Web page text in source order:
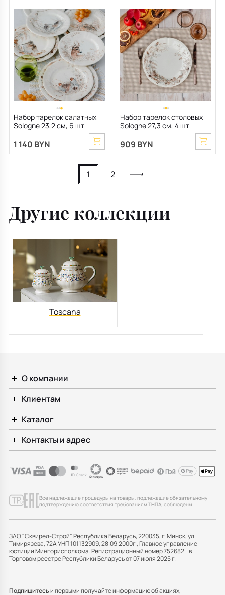
Набор тарелок салатных
Sologne 23,2 см, 6 шт
1 140 BYN
Набор тарелок столовых
Sologne 27,3 см, 4 шт
909 BYN
1 2
Другие коллекции
Toscana
О компании
Клиентам
Каталог
Контакты и адрес
Все надлежащие процедуры на товары, подлежащие обязательному
подтверждению соответствия требованиям ТНПА, соблюдены
ЗАО "Сквирел-Строй" Республика Беларусь, 220035, г. Минск, ул.
Тимирязева, 72А УНП 101132909, 28.09.2000г., Главное управление
юстиции Мингорисполкома. Регистрационный номер 752682 в
Торговом реестре Республики Беларусь от 07 июля 2025 г.
Подпишитесьи первыми получайте информацию об акциях,